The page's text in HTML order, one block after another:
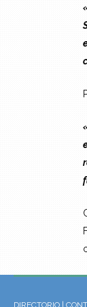
DIRECTORIO |